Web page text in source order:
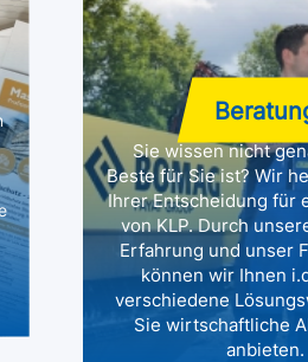
Sie wissen nicht
Beste für Sie ist? Wir
Ihrer Entscheidung für
von KLP. Durch
Erfahrung und unser
können wir Ihnen
verschiedene
Sie wirtschaftliche
anbieten.